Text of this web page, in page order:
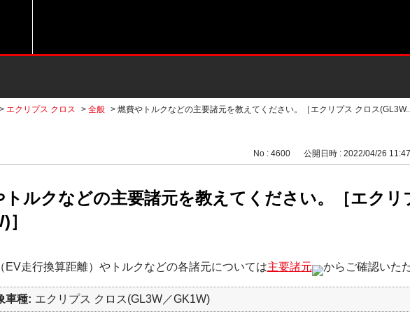
> エクリプス クロス > 全般 > 燃費やトルクなどの主要諸元を教えてください。［エクリプス クロス
No : 4600 公開日時 : 2022/04/26 11:47
トルクなどの主要諸元を教えてください。［エク
EV走行換算距離）やトルクなどの各諸元については主要諸元 からご確認いた
車種 エクリプス クロス(GL3W／GK1W)